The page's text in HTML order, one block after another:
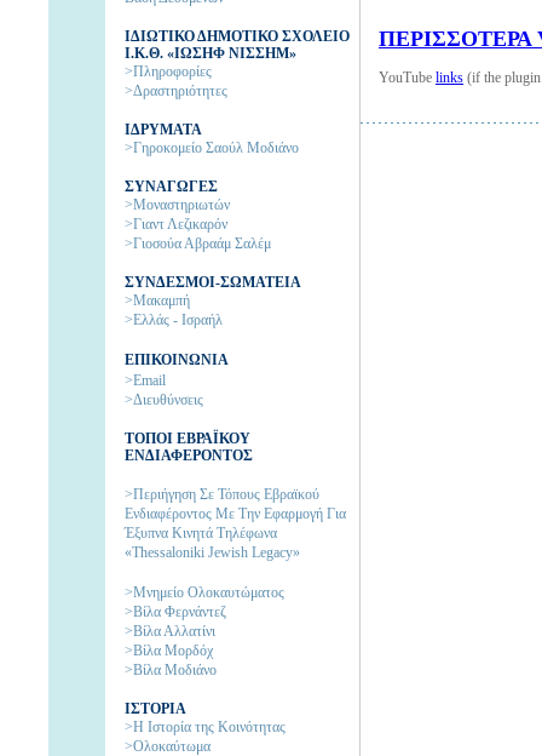
ΙΔΙΩΤΙΚΟ ΔΗΜΟΤΙΚΟ ΣΧΟΛΕΙΟ
Ι.Κ.Θ. «ΙΩΣΗΦ ΝΙΣΣΗΜ»
>Πληροφορίες
>Δραστηριότητες
IΔΡΥΜΑΤΑ
>Γηροκομείο Σαούλ Μοδιάνο
ΣΥΝΑΓΩΓΕΣ
>Μοναστηριωτών
>Γιαντ Λεζικαρόν
>Γιοσούα Αβραάμ Σαλέμ
ΣΥΝΔΕΣΜΟΙ-ΣΩΜΑΤΕΙΑ
>Μακαμπή
>Ελλάς - Ισραήλ
ΕΠΙΚΟΙΝΩΝΙΑ
>Email
>Διευθύνσεις
ΤΟΠΟΙ ΕΒΡΑΪΚΟΥ
ΕΝΔΙΑΦΕΡΟΝΤΟΣ
>Περιήγηση Σε Τόπους Εβραϊκού
Ενδιαφέροντος Με Την Εφαρμογή Για
Έξυπνα Κινητά Τηλέφωνα
«Thessaloniki Jewish Legacy»
>Μνημείο Ολοκαυτώματος
>Βίλα Φερνάντεζ
>Βίλα Αλλατίνι
>Βίλα Μορδόχ
>Βίλα Μοδιάνο
ΙΣΤΟΡΙΑ
>H Ιστορία της Kοινότητας
>Ολοκαύτωμα
ΠΕΡΙΣΣΟΤΕΡΑ
YouTube links (if the